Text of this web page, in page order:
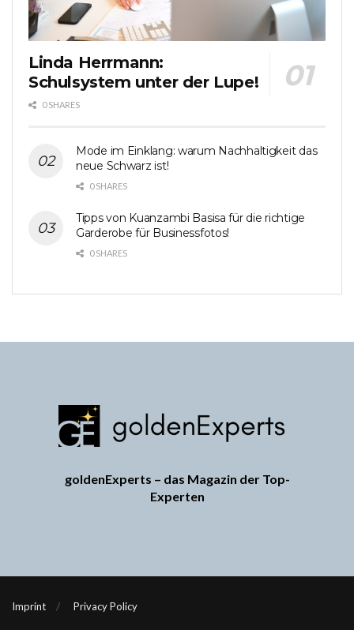
Linda Herrmann:
Schulsystem unter der Lupe!
0 SHARES
Mode im Einklang: warum Nachhaltigkeit das
neue Schwarz ist!
0 SHARES
Tipps von Kuanzambi Basisa für die richtige
Garderobe für Businessfotos!
0 SHARES
goldenExperts – das Magazin der Top-
Experten
Imprint Privacy Policy